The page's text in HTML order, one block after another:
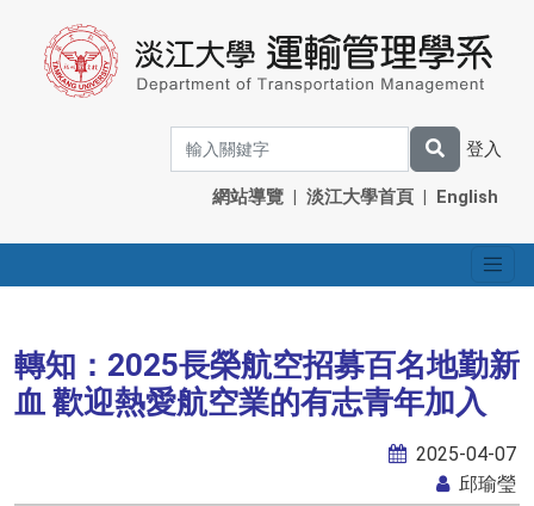
登入
網站導覽 | 淡江大學首頁 | English
轉知：2025長榮航空招募百名地勤新
血 歡迎熱愛航空業的有志青年加入
2025-04-07
邱瑜瑩